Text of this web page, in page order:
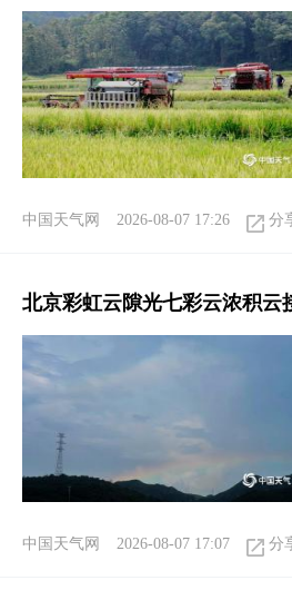
中国天气网 2026-08-07 17:26 分
北京彩虹云隙光七彩云浓积云
中国天气网 2026-08-07 17:07 分